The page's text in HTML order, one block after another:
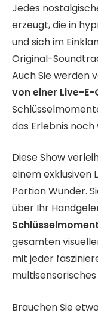
Jedes
erzeugt, die in
und sich im
Original-
Auch Sie werden
von einer Live-E-
das Erlebnis
Diese Show
einem exklusiven
Portion Wunder.
über Ihr
gesamten
mit jeder
Brauchen Sie